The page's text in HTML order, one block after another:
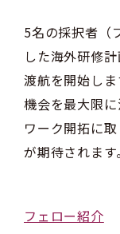
5名の採択者（
した海外研修
渡航を開始し
機会を最大限
ワーク開拓に
が期待されます。
フェロー紹介